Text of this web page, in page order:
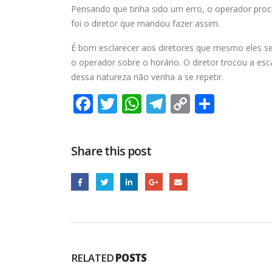
Pensando que tinha sido um erro, o operador
foi o diretor que mandou fazer assim.
É bom esclarecer aos diretores que mesmo eles
o operador sobre o horário. O diretor trocou a
dessa natureza não venha a se repetir.
Facebook
Twitter
WhatsApp
Telegram
Copy
Share this post
RELATEDPOSTS
Trabalhadores da Iguá tem
até o dia 17/8 para
desautorizar desconto da
4 de agosto de 2026
Chapa 1 – “Unidade,
eleição do Sindisan
25 de julho de 2026
24
21 de julho de 2026